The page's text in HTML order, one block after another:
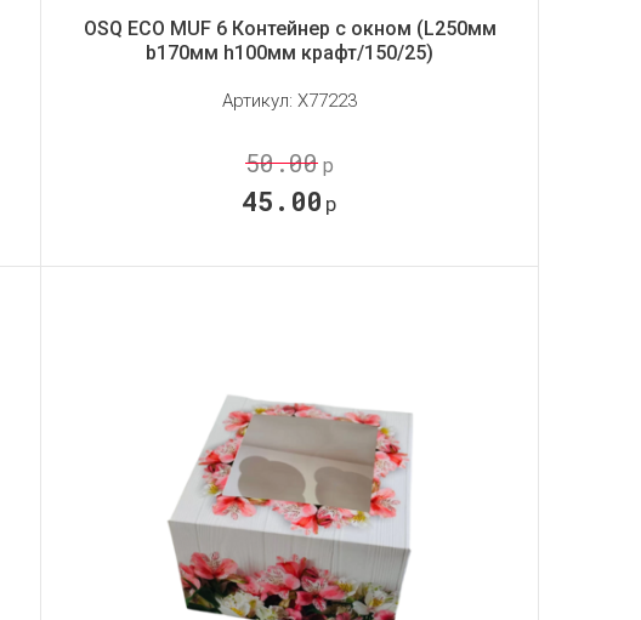
OSQ ECO MUF 6 Контейнер с окном (L250мм
b170мм h100мм крафт/150/25)
Артикул: X77223
50.00р
45.00 р